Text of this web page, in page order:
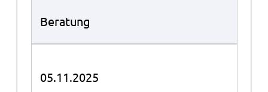
Beratung
05.11.2025